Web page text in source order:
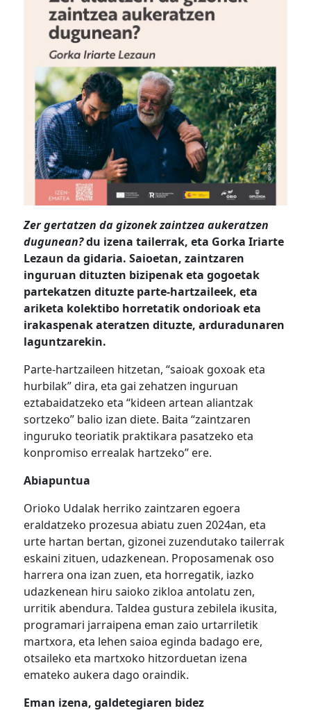
Zer gertatzen da gizonek zaintzea aukeratzen
dugunean?du izena tailerrak, eta Gorka Iriarte
Lezaun da gidaria. Saioetan, zaintzaren
inguruan dituzten bizipenak eta gogoetak
partekatzen dituzte parte-hartzaileek, eta
ariketa kolektibo horretatik ondorioak eta
irakaspenak ateratzen dituzte, arduradunaren
laguntzarekin.
Parte-hartzaileen hitzetan, “saioak goxoak eta
hurbilak” dira, eta gai zehatzen inguruan
eztabaidatzeko eta “kideen artean aliantzak
sortzeko” balio izan diete. Baita “zaintzaren
inguruko teoriatik praktikara pasatzeko eta
konpromiso errealak hartzeko” ere.
Abiapuntua
Orioko Udalak herriko zaintzaren egoera
eraldatzeko prozesua abiatu zuen 2024an, eta
urte hartan bertan, gizonei zuzendutako tailerrak
eskaini zituen, udazkenean. Proposamenak oso
harrera ona izan zuen, eta horregatik, iazko
udazkenean hiru saioko zikloa antolatu zen,
urritik abendura. Taldea gustura zebilela ikusita,
programari jarraipena eman zaio urtarriletik
martxora, eta lehen saioa eginda badago ere,
otsaileko eta martxoko hitzorduetan izena
emateko aukera dago oraindik.
Eman izena, galdetegiaren bidez